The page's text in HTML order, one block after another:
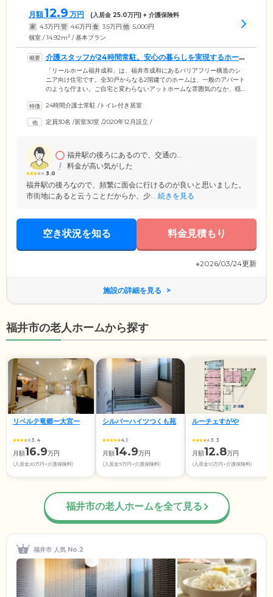
月額12.9 万円 (入居金 25.0万円) + 介護保険料
家 4.3万円 管 4.6万円 食 3.5万円 他 5,000円
個室 / 14.92m2 / 基本プラン
介護スタッフが24時間常駐。安心の暮らしを実現するホー
ムです
「リールホーム福井成和」は、福井市成和にあるバリアフリー構造のシ
ニア向け住宅です。全30戸からなる2階建てのホームは、一般のアパート
のような佇まい。ご自宅と変わらないアットホームな雰囲気のなか、穏
ッフが24時間常駐。ご入居者様へのお声掛けや安否確認を行っていま
ださい。また、当ホームは介護施設ではないため、ご入居にあたって高
24時間介護士常駐 /トイレ付き居室
定員30名 /居室30室 /2020年12月設立 /
3.0
福井駅の後ろにあるので、交通の...
料金が高い気がした
福井駅の後ろなので、頻繁に面会に行けるのが良いと思いました。
市街地にあると云うことだからか、少... 続きを見る
空き状況を知る 料金見積もり
※2026/03/24更新
施設の詳細を見る
福井市の老人ホームから探す
リベルテ竜郷ー大宮ー
3.4
月額16.9万円
(入居金20万円+介護保険料)
シルバーハイツつくも苑
4.1
月額14.9万円
(入居金9万円+介護保険料)
ルーチェすがや
3.3
月額12.8万円
(入居金10万円+介護保険料)
福井市の老人ホームを全て見る
福井市 人気 No.2